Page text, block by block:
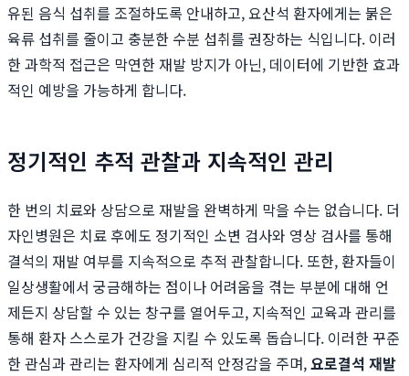
유된 음식 섭취를 조절하도록 안내하고, 요산석 환자에게는 붉은
육류 섭취를 줄이고 충분한 수분 섭취를 권장하는 식입니다. 이러
한 과학적 접근은 막연한 재발 방지가 아닌, 데이터에 기반한 효과
적인 예방을 가능하게 합니다.
정기적인 추적 관찰과 지속적인 관리
한 번의 치료와 상담으로 재발을 완벽하게 막을 수는 없습니다. 더
자인병원은 치료 후에도 정기적인 소변 검사와 영상 검사를 통해
결석의 재발 여부를 지속적으로 추적 관찰합니다. 또한, 환자들이
일상생활에서 궁금해하는 점이나 어려움을 겪는 부분에 대해 언
제든지 상담할 수 있는 창구를 열어두고, 지속적인 교육과 관리를
통해 환자 스스로가 건강을 지킬 수 있도록 돕습니다. 이러한 꾸준
한 관심과 관리는 환자에게 심리적 안정감을 주며,요로결석 재발